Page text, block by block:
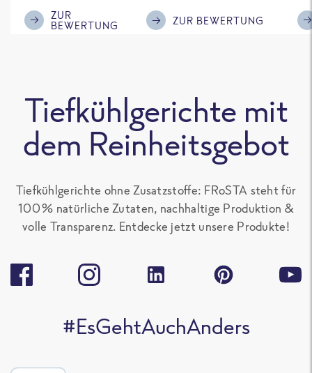
ZUR
BEWERTUNG
Kompliment
ZUR BEWERTUNG
Tiefkühlgerichte mit
dem Reinheitsgebot
Tiefkühlgerichte ohne Zusatzstoffe: FRoSTA steht für
100 % natürliche Zutaten, nachhaltige Produktion &
volle Transparenz. Entdecke jetzt unsere Produkte!
#EsGehtAuchAnders